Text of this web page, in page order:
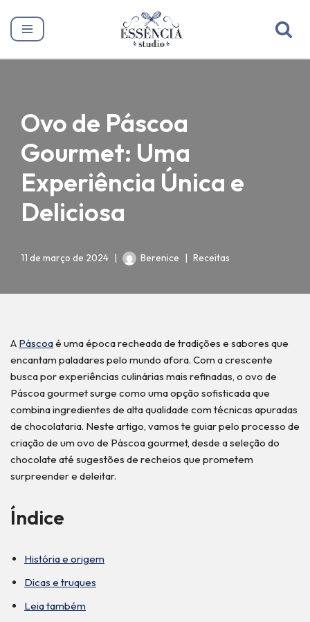
Pular
Ovo de Páscoa
Gourmet: Uma
Experiência Única e
Deliciosa
11 de março de 2024 Berenice Receitas
A Páscoaé uma época recheada de tradições e sabores que
encantam paladares pelo mundo afora. Com a crescente
busca por experiências culinárias mais refinadas, o ovo de
Páscoa gourmet surge como uma opção sofisticada que
combina ingredientes de alta qualidade com técnicas apuradas
de chocolataria. Neste artigo, vamos te guiar pelo processo de
criação de um ovo de Páscoa gourmet, desde a seleção do
chocolate até sugestões de recheios que prometem
surpreender e deleitar.
Índice
História e origem
Dicas e truques
Leia também